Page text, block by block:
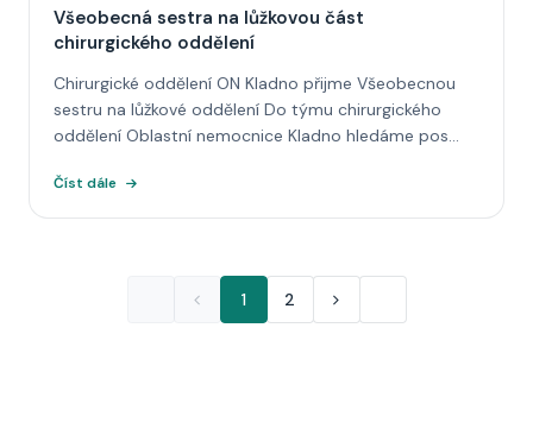
Všeobecná sestra na lůžkovou část
chirurgického oddělení
Chirurgické oddělení ON Kladno přijme Všeobecnou
sestru na lůžkové oddělení Do týmu chirurgického
oddělení Oblastní nemocnice Kladno hledáme pos...
Číst dále
1 2